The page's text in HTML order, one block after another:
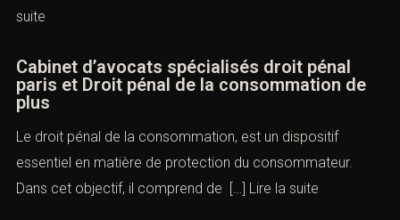
suite
Cabinet d’avocats spécialisés droit pénal
paris et Droit pénal de la consommation de
plus
Le droit pénal de la consommation, est un dispositif
essentiel en matière de protection du consommateur.
Dans cet objectif, il comprend de […] Lire la suite